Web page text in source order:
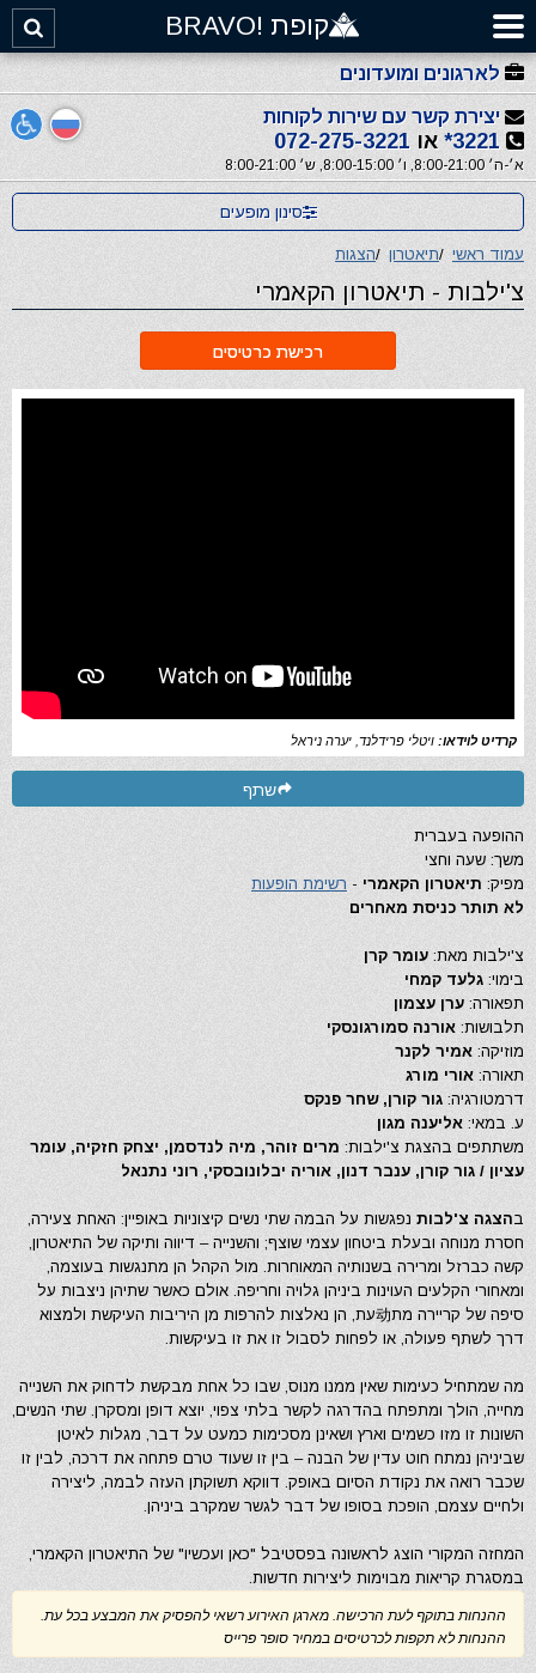
קופת !BRAVO
לארגונים ומועדונים
יצירת קשר עם שירות לקוחות
3221* או 072-275-3221
א׳-ה׳ 8:00-21:00, ו׳ 8:00-15:00, ש׳ 8:00-21:00
סינון מופעים
עמוד ראשי /תיאטרון /הצגות
צ'ילבות - תיאטרון הקאמרי
רכישת כרטיסים
קרדיט לוידאו: ויטלי פרידלנד, יערה ניראל
שתף
ההופעה בעברית
משך: שעה וחצי
מפיק: תיאטרון הקאמרי - רשימת הופעות
לא תותר כניסת מאחרים
צ'ילבות מאת: עומר קרן
בימוי: גלעד קמחי
תפאורה: ערן עצמון
תלבושות: אורנה סמורגונסקי
מוזיקה: אמיר לקנר
תאורה: אורי מורג
דרמטורגיה: גור קורן, שחר פנקס
ע. במאי: אליענה מגון
משתתפים בהצגת צ'ילבות: מרים זוהר, מיה לנדסמן, יצחק חזקיה, עומר
עציון / גור קורן, ענבר דנון, אוריה יבלונובסקי, רוני נתנאל
בהצגה צ'לבות נפגשות על הבמה שתי נשים קיצוניות באופיין: האחת צעירה,
חסרת מנוחה ובעלת ביטחון עצמי שוצף; והשנייה – דיווה ותיקה של התיאטרון,
קשה כברזל ומרירה בשנותיה המאוחרות. מול הקהל הן מתנגשות בעוצמה,
ומאחורי הקלעים העוינות ביניהן גלויה וחריפה. אולם כאשר שתיהן ניצבות על
סיפה של קריירה מת动עת, הן נאלצות להרפות מן היריבות העיקשת ולמצוא
דרך לשתף פעולה, או לפחות לסבול זו את זו בעיקשות.
מה שמתחיל כעימות שאין ממנו מנוס, שבו כל אחת מבקשת לדחוק את השנייה
מחייה, הולך ומתפתח בהדרגה לקשר בלתי צפוי, יוצא דופן ומסקרן. שתי הנשים,
השונות זו מזו כשמים וארץ ושאינן מסכימות כמעט על דבר, מגלות לאיטן
שביניהן נמתח חוט עדין של הבנה – בין זו שעוד טרם פתחה את דרכה, לבין זו
שכבר רואה את נקודת הסיום באופק. דווקא תשוקתן העזה לבמה, ליצירה
ולחיים עצמם, הופכת בסופו של דבר לגשר שמקרב ביניהן.
המחזה המקורי הוצג לראשונה בפסטיבל "כאן ועכשיו" של התיאטרון הקאמרי,
במסגרת קריאות מבוימות ליצירות חדשות.
ההנחות בתוקף לעת הרכישה. מארגן האירוע רשאי להפסיק את המבצע בכל עת.
ההנחות לא תקפות לכרטיסים במחיר סופר פרייס